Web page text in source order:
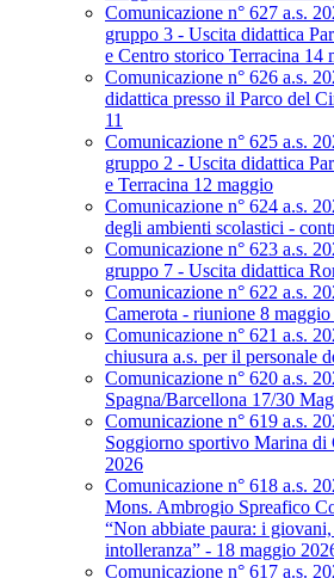
Comunicazione n° 627 a.s.
gruppo 3 - Uscita didattica
e Centro storico Terracina 14
Comunicazione n° 626 a.s.
didattica presso il Parco del
11
Comunicazione n° 625 a.s.
gruppo 2 - Uscita didattica
e Terracina 12 maggio
Comunicazione n° 624 a.s.
degli ambienti scolastici -
Comunicazione n° 623 a.s.
gruppo 7 - Uscita didattica
Comunicazione n° 622 a.s.
Camerota - riunione 8
Comunicazione n° 621 a.s.
chiusura a.s. per il personale
Comunicazione n° 620 a.s.
Spagna/Barcellona 17/30
Comunicazione n° 619 a.s.
Soggiorno sportivo Marina di
2026
Comunicazione n° 618 a.s.
Mons. Ambrogio Spreafico
“Non abbiate paura: i giovani,
intolleranza” - 18 maggio
Comunicazione n° 617 a.s.